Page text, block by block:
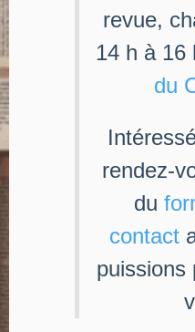
revue,
14 h à 16
du
rendez-
du
contact
puissions